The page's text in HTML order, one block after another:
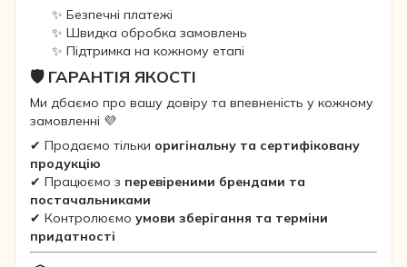
✨ Безпечні платежі
✨ Швидка обробка замовлень
✨ Підтримка на кожному етапі
🛡 ГАРАНТІЯ ЯКОСТІ
Ми дбаємо про вашу довіру та впевненість у кожному
замовленні 💜
✔ Продаємо тільки оригінальну та сертифіковану
продукцію
✔ Працюємо з перевіреними брендами та
постачальниками
✔ Контролюємо умови зберігання та терміни
придатності